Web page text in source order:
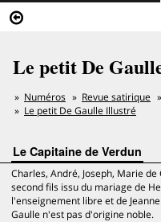
Le petit De
Numéros Revue satirique
Le petit De Gaulle Illustré
Le Capitaine de Verdun
Charles, André, Joseph, Marie
second fils issu du mariage de
l'enseignement libre et de
Gaulle n'est pas d'origine noble.